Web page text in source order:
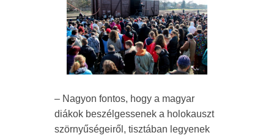
– Nagyon fontos, hogy a magyar
diákok beszélgessenek a holokauszt
szörnyűségeiről, tisztában legyenek